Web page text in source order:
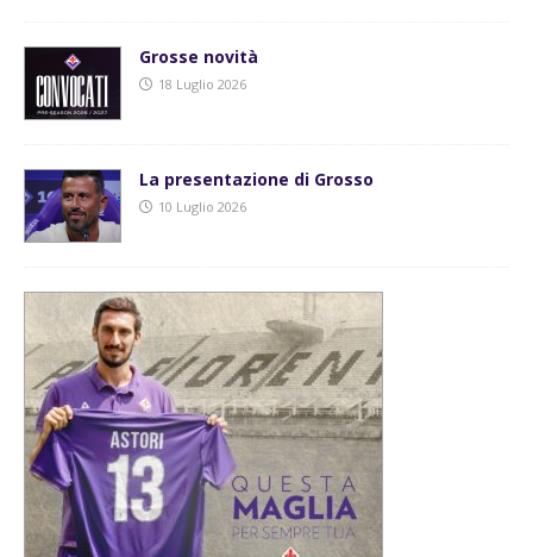
Grosse novità
18 Luglio 2026
La presentazione di Grosso
10 Luglio 2026